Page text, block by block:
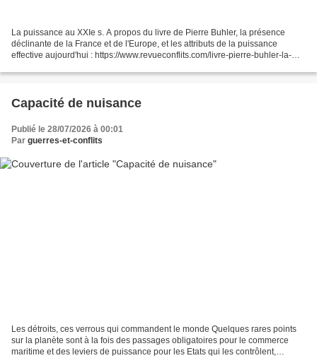
La puissance au XXIe s. A propos du livre de Pierre Buhler, la présence
déclinante de la France et de l'Europe, et les attributs de la puissance
effective aujourd'hui : https://www.revueconflits.com/livre-pierre-buhler-la-
Capacité de nuisance
Publié le 28/07/2026 à 00:01
Par guerres-et-conflits
Les détroits, ces verrous qui commandent le monde Quelques rares points
sur la planète sont à la fois des passages obligatoires pour le commerce
maritime et des leviers de puissance pour les Etats qui les contrôlent,